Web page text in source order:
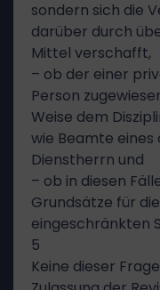
sondern sich die
darüber durch
Mittel verschafft,
– ob der einer
Person
Weise dem
wie Beamte
Dienstherrn und
– ob in diesen
Grundsätze für
eingeschränkten
5
Keine dieser